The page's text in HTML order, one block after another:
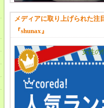
メディアに取り上げられた注
『shunax』
女性の